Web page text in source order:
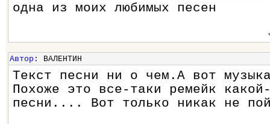
одна из моих любимых песен
Автор : ВАЛЕНТИН
Текст песни ни о чем.А вот
Похоже это все-таки ремейк
песни.... Вот только никак не